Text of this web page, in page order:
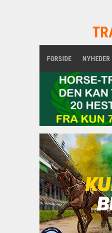
FORSIDE NYHEDER